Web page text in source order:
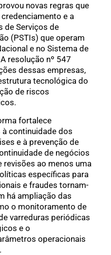
novas regras que
e a
de Serviços de
(PSTIs) que operam
e no Sistema de
resolução nº 547
dessas empresas,
tecnológica do
de riscos
fortalece
continuidade dos
e à prevenção de
de negócios
revisões ao menos uma
específicas para
e fraudes tornam-
há ampliação das
o monitoramento de
varreduras periódicas
e o
operacionais